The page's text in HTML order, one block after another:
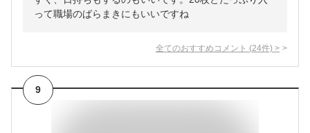
って職場のばらまきにもいいですね
全てのおすすめコメント (24件) >
9